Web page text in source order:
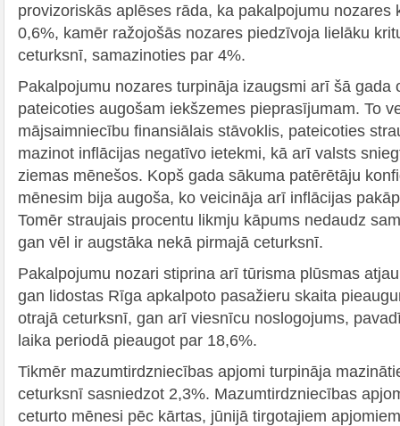
provizoriskās aplēses rāda, ka pakalpojumu nozares
0,6%, kamēr ražojošās nozares piedzīvoja lielāku
ceturksnī, samazinoties par 4%.
Pakalpojumu nozares turpināja izaugsmi arī šā gada
pateicoties augošam iekšzemes pieprasījumam. To
mājsaimniecību finansiālais stāvoklis, pateicoties
mazinot inflācijas negatīvo ietekmi, kā arī valsts
ziemas mēnešos. Kopš gada sākuma patērētāju
mēnesim bija augoša, ko veicināja arī inflācijas
Tomēr straujais procentu likmju kāpums nedaudz
gan vēl ir augstāka nekā pirmajā ceturksnī.
Pakalpojumu nozari stiprina arī tūrisma plūsmas
gan lidostas Rīga apkalpoto pasažieru skaita
otrajā ceturksnī, gan arī viesnīcu noslogojums,
laika periodā pieaugot par 18,6%.
Tikmēr mazumtirdzniecības apjomi turpināja
ceturksnī sasniedzot 2,3%. Mazumtirdzniecības
ceturto mēnesi pēc kārtas, jūnijā tirgotajiem